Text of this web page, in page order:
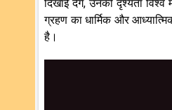
दिखाई देंगे, उनकी दृश्यता
ग्रहण का धार्मिक और
है।